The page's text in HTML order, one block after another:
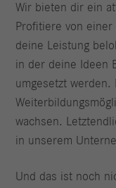
Wir bieten dir ein
Profitiere von einer
deine Leistung
in der deine Ideen
umgesetzt werden.
wachsen.
in unserem
Und das ist noch